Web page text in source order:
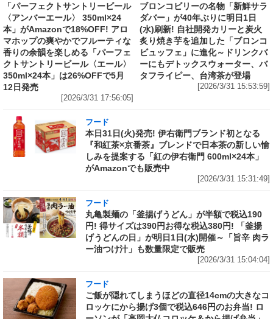
「パーフェクトサントリービール
〈アンバーエール〉 350ml×24
本」がAmazonで18%OFF! アロ
マホップの爽やかでフルーティな
香りの余韻を楽しめる「パーフェ
クトサントリービール〈エール〉
350ml×24本」は26%OFFで5月
12日発売
[2026/3/31 17:56:05]
ブロンコビリーの名物「新鮮サラ
ダバー」が40年ぶりに明日1日
(水)刷新! 自社開発カリーと炭火
炙り焼き芋を追加した「ブロンコ
ビュッフェ」に進化～ドリンクバ
ーにもデトックスウォーター、バ
タフライピー、台湾茶が登場
[2026/3/31 15:53:59]
フード
本日31日(火)発売! 伊右衛門ブランド初となる
『和紅茶×京番茶』ブレンドで日本茶の新しい愉
しみを提案する「紅の伊右衛門 600ml×24本」
がAmazonでも販売中
[2026/3/31 15:31:49]
フード
丸亀製麺の「釜揚げうどん」が半額で税込190
円! 得サイズは390円お得な税込380円! 「釜揚
げうどんの日」が明日1日(水)開催～「旨辛 肉ラ
ー油つけ汁」も数量限定で販売
[2026/3/31 15:04:04]
フード
ご飯が隠れてしまうほどの直径14cmの大きなコ
ロッケにから揚げ3個で税込646円のお弁当! ロ